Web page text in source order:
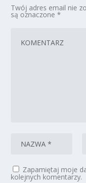
Twój adres email nie
są oznaczone*
Zapamiętaj moje
kolejnych komentarzy.